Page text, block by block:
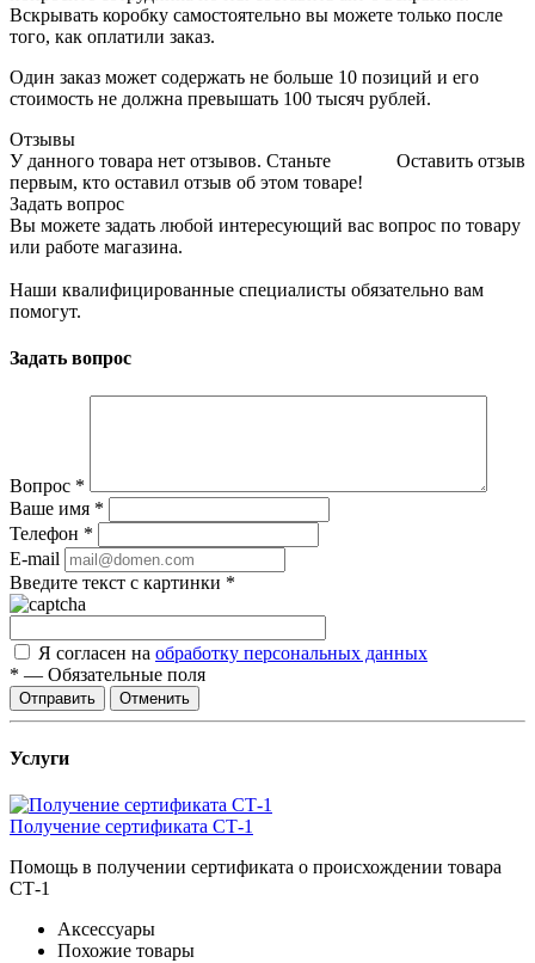
Вскрывать коробку самостоятельно вы можете только после
того, как оплатили заказ.
Один заказ может содержать не больше 10 позиций и его
стоимость не должна превышать 100 тысяч рублей.
Отзывы
Оставить отзыв
У данного товара нет отзывов. Станьте
первым, кто оставил отзыв об этом товаре!
Задать вопрос
Вы можете задать любой интересующий вас вопрос по товару
или работе магазина.
Наши квалифицированные специалисты обязательно вам
помогут.
Задать вопрос
Вопрос *
Ваше имя *
Телефон *
E-mail
Введите текст с картинки *
Я согласен на обработку персональных данных
* — Обязательные поля
Отправить Отменить
Услуги
Получение сертификата СТ-1
Помощь в получении сертификата о происхождении товара
СТ-1
Аксессуары
Похожие товары